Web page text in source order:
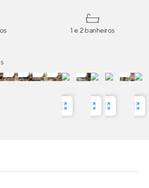
1 e 2 banheiros